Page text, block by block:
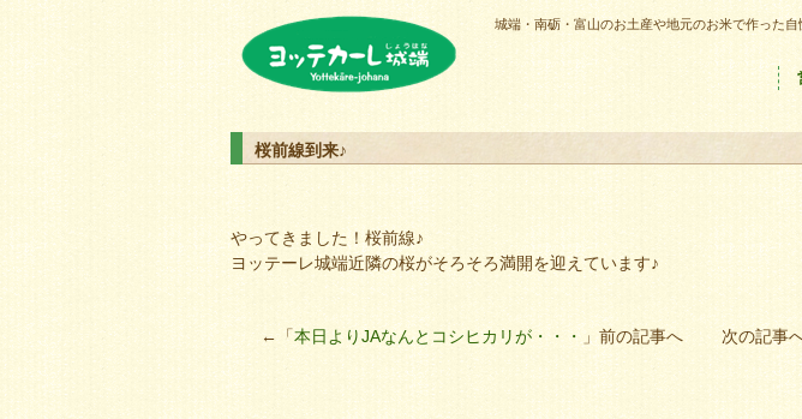
城端・南砺・富山のお土産や地元のお米で作った
桜前線到来♪
やってきました！桜前線♪
ヨッテーレ城端近隣の桜がそろそろ満開を迎えています♪
←「本日よりJAなんとコシヒカリが・・・ 」前の記事へ 次の記事